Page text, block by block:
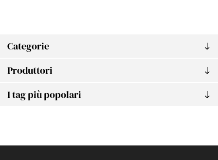
Categorie
Produttori
I tag più popolari